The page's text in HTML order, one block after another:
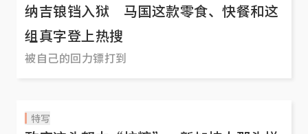
纳吉锒铛入狱 马国这款零食、快餐和这
组真字登上热搜
被自己的回力镖打到
特写